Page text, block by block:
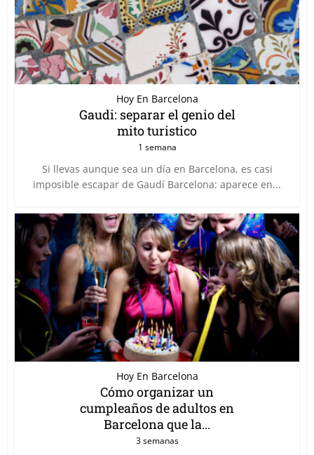
Hoy En Barcelona
Gaudi: separar el genio del
mito turistico
1 semana
Si llevas aunque sea un día en Barcelona, es casi
imposible escapar de Gaudí Barcelona: aparece en...
Hoy En Barcelona
Cómo organizar un
cumpleaños de adultos en
Barcelona que la...
3 semanas